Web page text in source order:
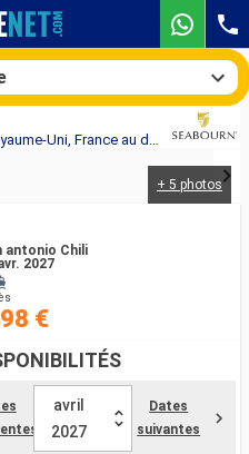
Croisière Seabourn Pursuit : Chili, Royaume-Uni, France au départ de San antonio Chili
+ 5 photos
antonio Chili
2027
€
avril
2027
Dates
suivantes